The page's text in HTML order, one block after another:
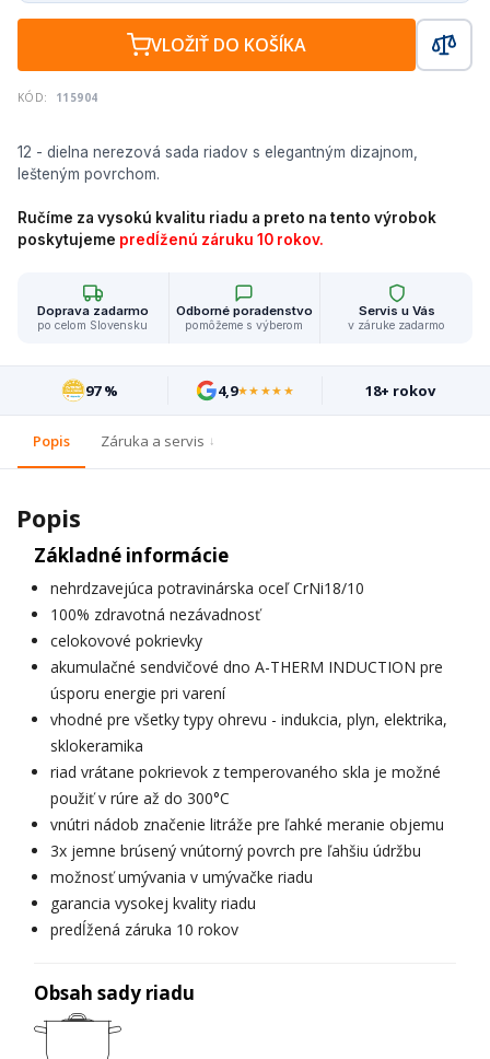
12 - dielna nerezová sada riadov s elegantným dizajnom,
lešteným povrchom.
Ručíme za vysokú kvalitu riadu a preto na tento výrobok
poskytujeme predĺženú záruku 10 rokov.
VLOŽIŤ DO KOŠÍKA
KÓD: 115904
Doprava zadarmo
po celom Slovensku
Odborné poradenstvo
pomôžeme s výberom
Servis u Vás
v záruke zadarmo
97 % 4,9★★★★★ 18+ rokov
Popis Záruka a servis
Popis
Základné informácie
nehrdzavejúca potravinárska oceľ CrNi18/10
100% zdravotná nezávadnosť
celokovové pokrievky
akumulačné sendvičové dno A-THERM INDUCTION pre
úsporu energie pri varení
vhodné pre všetky typy ohrevu - indukcia, plyn, elektrika,
sklokeramika
riad vrátane pokrievok z temperovaného skla je možné
použiť v rúre až do 300°C
vnútri nádob značenie litráže pre ľahké meranie objemu
3x jemne brúsený vnútorný povrch pre ľahšiu údržbu
možnosť umývania v umývačke riadu
garancia vysokej kvality riadu
predĺžená záruka 10 rokov
Obsah sady riadu